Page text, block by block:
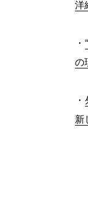
洋
・“
の
・
新